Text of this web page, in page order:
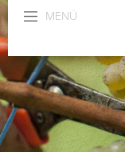
MENÜ